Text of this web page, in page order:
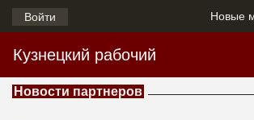
Войти Новые
Кузнецкий рабочий
Новости партнеров